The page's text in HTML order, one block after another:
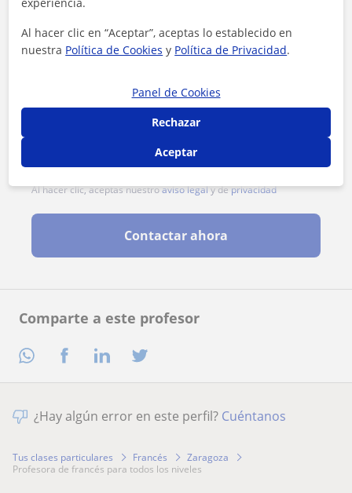
Comparte a este profesor
Al hacer clic, aceptas nuestroaviso legaly deprivacidad
Contactar ahora
¿Hay algún error en este perfil? Cuéntanos
Tus clases particulares Francés
Zaragoza
profesora de francés para todos los niveles
Al hacer clic en “Aceptar”, aceptas lo establecido en
nuestra Política de Cookies y Política de Privacidad.
Panel de Cookies
Rechazar
Aceptar